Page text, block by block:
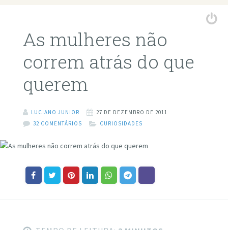
As mulheres não
correm atrás do que
querem
LUCIANO JUNIOR
27 DE DEZEMBRO DE 2011
32 COMENTÁRIOS
CURIOSIDADES